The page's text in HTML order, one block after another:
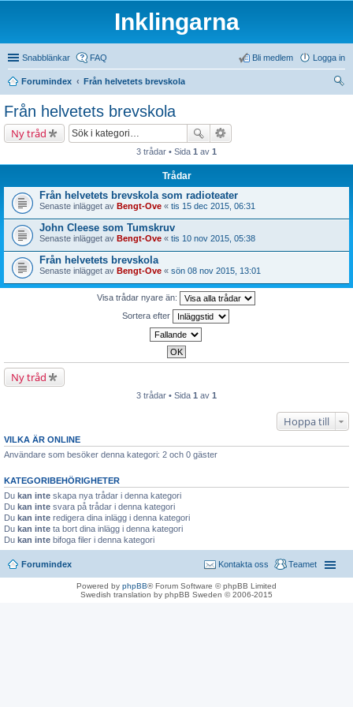
Inklingarna
Snabblänkar FAQ Logga in
Bli medlem
Forumindex
Från helvetets brevskola
Från helvetets brevskola
Ny tråd
3 trådar • Sida 1 av 1
Trådar
Från helvetets brevskola som radioteater
Senaste inlägget av Bengt-Ove « tis 15 dec 2015, 06:31
John Cleese som Tumskruv
Senaste inlägget av Bengt-Ove « tis 10 nov 2015, 05:38
Från helvetets brevskola
Senaste inlägget av Bengt-Ove « sön 08 nov 2015, 13:01
Visa trådar nyare än:
Sortera efter
Ny tråd
3 trådar • Sida 1 av 1
Hoppa till
VILKA ÄR ONLINE
Användare som besöker denna kategori: 2 och 0 gäster
KATEGORIBEHÖRIGHETER
Du kan inte skapa nya trådar i denna kategori
Du kan inte svara på trådar i denna kategori
Du kan inte redigera dina inlägg i denna kategori
Du kan inte ta bort dina inlägg i denna kategori
Du kan inte bifoga filer i denna kategori
Forumindex Teamet
Kontakta oss
Powered by phpBB® Forum Software © phpBB Limited
Swedish translation by phpBB Sweden © 2006-2015